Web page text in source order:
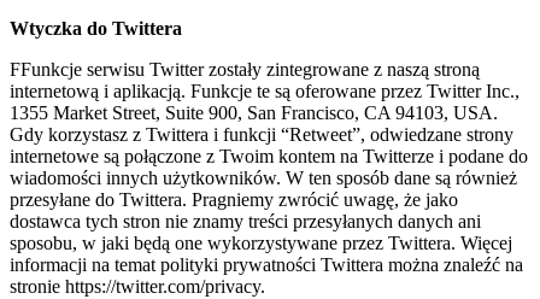
Wtyczka do Twittera
FFunkcje serwisu Twitter zostały zintegrowane z naszą stroną
internetową i aplikacją. Funkcje te są oferowane przez Twitter Inc.,
1355 Market Street, Suite 900, San Francisco, CA 94103, USA.
Gdy korzystasz z Twittera i funkcji “Retweet”, odwiedzane strony
internetowe są połączone z Twoim kontem na Twitterze i podane do
wiadomości innych użytkowników. W ten sposób dane są również
przesyłane do Twittera. Pragniemy zwrócić uwagę, że jako
dostawca tych stron nie znamy treści przesyłanych danych ani
sposobu, w jaki będą one wykorzystywane przez Twittera. Więcej
informacji na temat polityki prywatności Twittera można znaleźć na
stronie https://twitter.com/privacy.